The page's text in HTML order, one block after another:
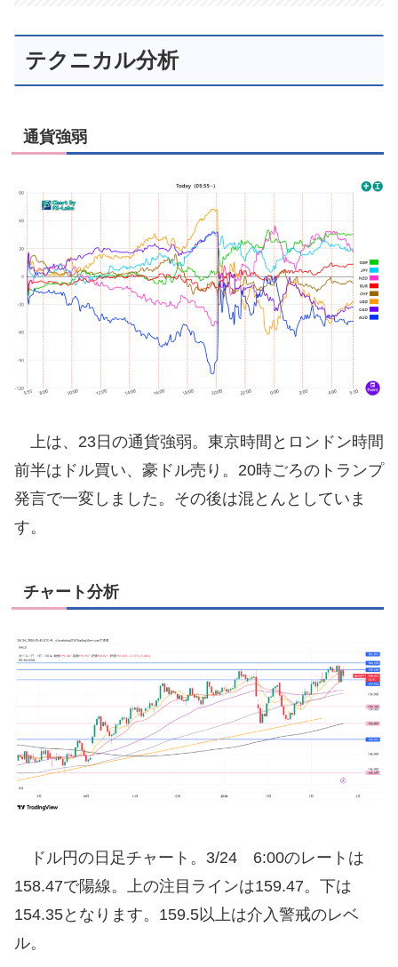
テクニカル分析
通貨強弱
上は、23日の通貨強弱。東京時間とロンドン時間
前半はドル買い、豪ドル売り。20時ごろのトランプ
発言で一変しました。その後は混とんとしていま
す。
チャート分析
ドル円の日足チャート。3/24 6:00のレートは
158.47で陽線。上の注目ラインは159.47。下は
154.35となります。159.5以上は介入警戒のレベ
ル。